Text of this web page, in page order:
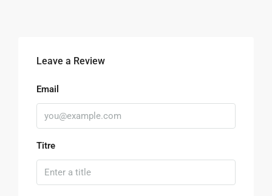
Leave a Review
Email
Titre